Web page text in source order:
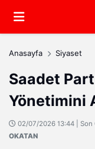
Anasayfa Siyaset
Saadet
Yönetimini
02/07/2026 13:44 | Son
OKATAN